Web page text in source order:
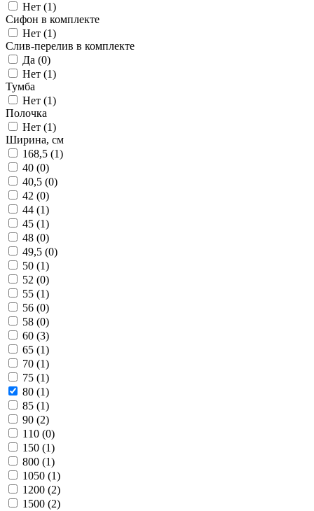
Нет (1)
Сифон в комплекте
Нет (1)
Слив-перелив в комплекте
Да (0)
Нет (1)
Тумба
Нет (1)
Полочка
Нет (1)
Ширина, см
168,5 (1)
40 (0)
40,5 (0)
42 (0)
44 (1)
45 (1)
48 (0)
49,5 (0)
50 (1)
52 (0)
55 (1)
56 (0)
58 (0)
60 (3)
65 (1)
70 (1)
75 (1)
80 (1)
85 (1)
90 (2)
110 (0)
150 (1)
800 (1)
1050 (1)
1200 (2)
1500 (2)